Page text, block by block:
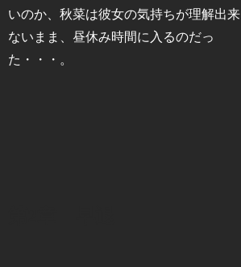
いのか、秋菜は彼女の気持ちが理解出来
ないまま、昼休み時間に入るのだっ
た・・・。